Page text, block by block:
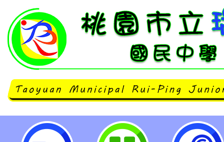
neilrpjhstyc網站設計者：徐嘉